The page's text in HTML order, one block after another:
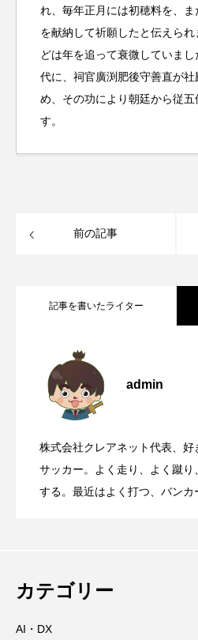
れ、毎年正月には初穂料を、
を献納して祈願したと伝えら
どは年を追って衰微していま
代に、祠官廣渕肥後守善直が
め、その功により朝廷から従五
す。
前の記事
記事を書いたライター
admin
株式会社クレアネット代表、好
サッカー。よく走り、よく蹴
する。最近はよく打つ、バン
2026.08.09
2026.08.08
遺産丹生酒殿神社
2026.08.07 靖国参拝と大阪
2026.08.04
カテゴリー
AI・DX